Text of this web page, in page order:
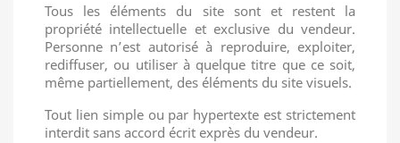
Tous les éléments du site sont et restent la
propriété intellectuelle et exclusive du vendeur.
Personne n’est autorisé à reproduire, exploiter,
rediffuser, ou utiliser à quelque titre que ce soit,
même partiellement, des éléments du site visuels.
Tout lien simple ou par hypertexte est strictement
interdit sans accord écrit exprès du vendeur.